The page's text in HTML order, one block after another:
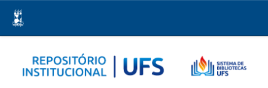
navigation